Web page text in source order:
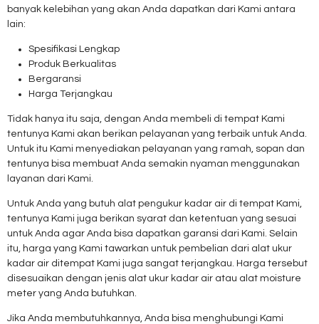
banyak kelebihan yang akan Anda dapatkan dari Kami antara
lain:
Spesifikasi Lengkap
Produk Berkualitas
Bergaransi
Harga Terjangkau
Tidak hanya itu saja, dengan Anda membeli di tempat Kami
tentunya Kami akan berikan pelayanan yang terbaik untuk Anda.
Untuk itu Kami menyediakan pelayanan yang ramah, sopan dan
tentunya bisa membuat Anda semakin nyaman menggunakan
layanan dari Kami.
Untuk Anda yang butuh alat pengukur kadar air di tempat Kami,
tentunya Kami juga berikan syarat dan ketentuan yang sesuai
untuk Anda agar Anda bisa dapatkan garansi dari Kami. Selain
itu, harga yang Kami tawarkan untuk pembelian dari alat ukur
kadar air ditempat Kami juga sangat terjangkau. Harga tersebut
disesuaikan dengan jenis alat ukur kadar air atau alat moisture
meter yang Anda butuhkan.
Jika Anda membutuhkannya, Anda bisa menghubungi Kami